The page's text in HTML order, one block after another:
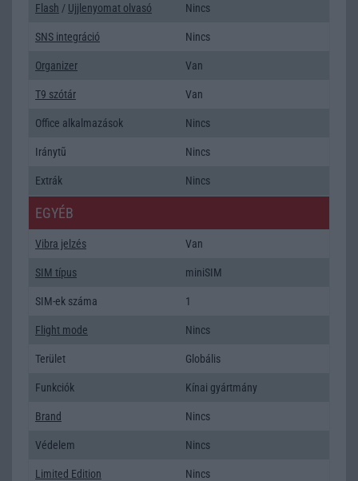
Flash / Ujjlenyomat olvasó Nincs
SNS integráció Nincs
Organizer Van
T9 szótár Van
Office alkalmazások Nincs
Iránytũ Nincs
Extrák Nincs
EGYÉB
Vibra jelzés Van
SIM típus miniSIM
SIM-ek száma 1
Flight mode Nincs
Terület Globális
Funkciók Kínai gyártmány
Brand Nincs
Védelem Nincs
Limited Edition Nincs